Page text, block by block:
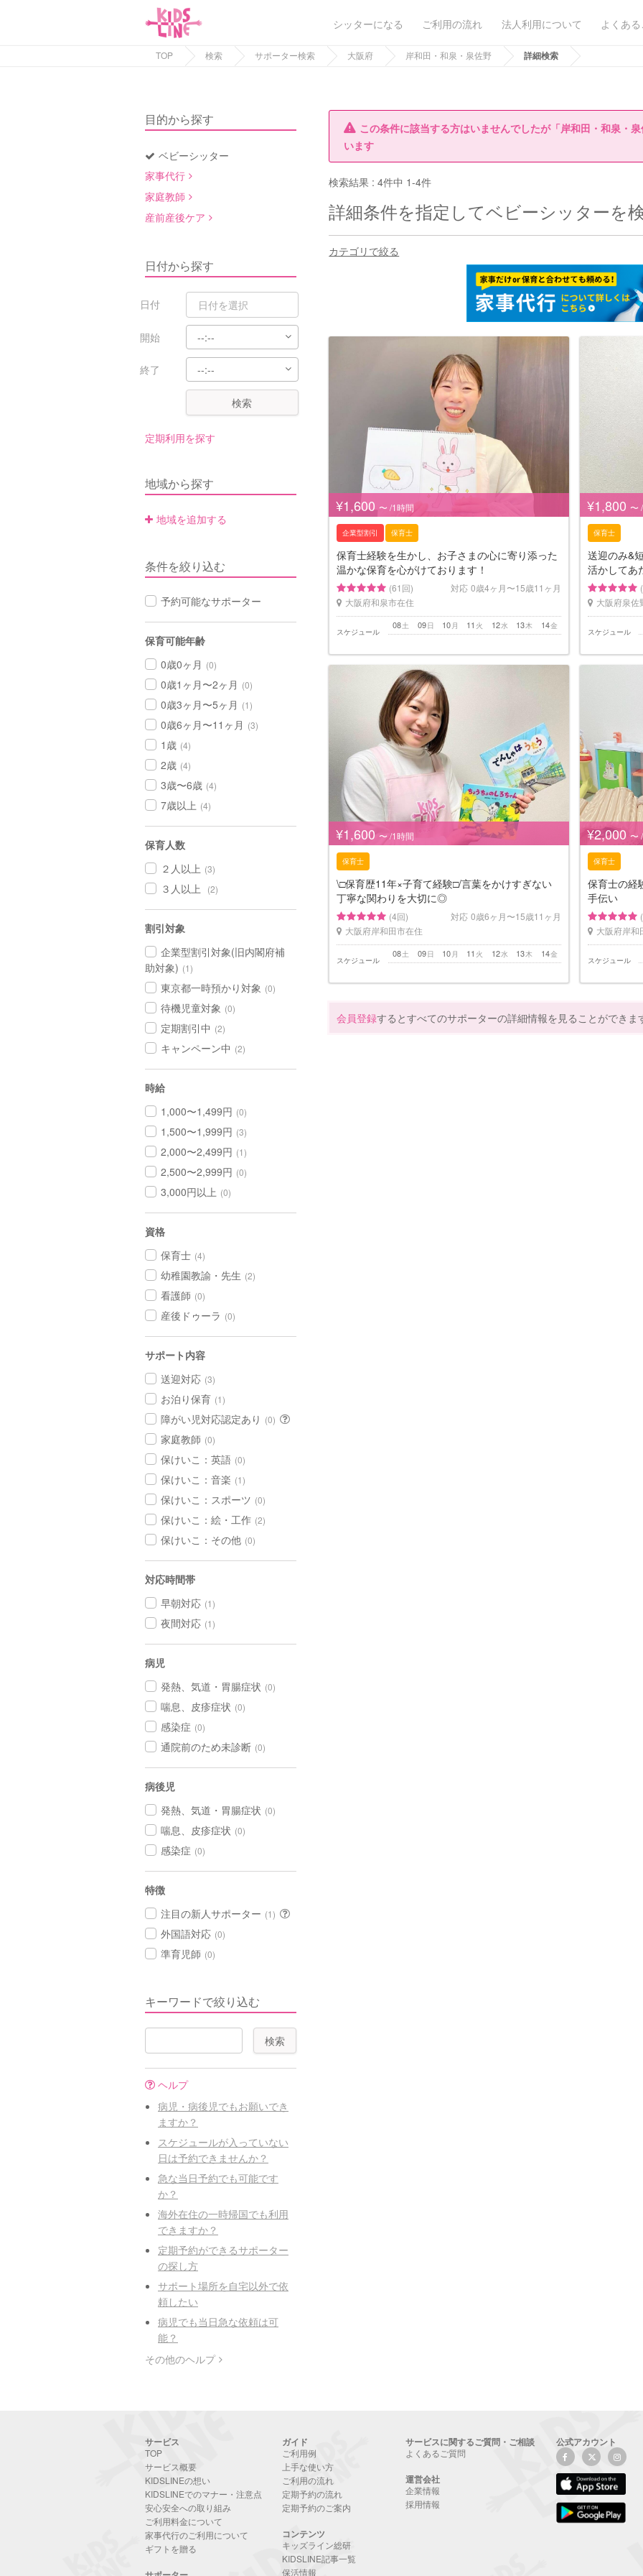
シッターになる ご利用の流れ 法人利用について よくあ
TOP 検索 サポーター検索 大阪府 岸和田・和泉・泉佐野 詳細検索
目的から探す
ベビーシッター
家事代行
家庭教師
産前産後ケア
日付から探す
日付
開始
終了
検索
定期利用を探す
地域から探す
地域を追加する
条件を絞り込む
予約可能なサポーター
保育可能年齢
0歳0ヶ月 (0)
0歳1ヶ月〜2ヶ月 (0)
0歳3ヶ月〜5ヶ月 (1)
0歳6ヶ月〜11ヶ月 (3)
1歳 (4)
2歳 (4)
3歳〜6歳 (4)
7歳以上 (4)
保育人数
２人以上 (3)
３人以上 (2)
割引対象
企業型割引対象(旧内閣府補
助対象) (1)
東京都一時預かり対象 (0)
待機児童対象 (0)
定期割引中 (2)
キャンペーン中 (2)
時給
1,000〜1,499円 (0)
1,500〜1,999円 (3)
2,000〜2,499円 (1)
2,500〜2,999円 (0)
3,000円以上 (0)
資格
保育士 (4)
幼稚園教諭・先生 (2)
看護師 (0)
産後ドゥーラ (0)
サポート内容
送迎対応 (3)
お泊り保育 (1)
障がい児対応認定あり (0)
家庭教師 (0)
保けいこ：英語 (0)
保けいこ：音楽 (1)
保けいこ：スポーツ (0)
保けいこ：絵・工作 (2)
保けいこ：その他 (0)
対応時間帯
早朝対応 (1)
夜間対応 (1)
病児
発熱、気道・胃腸症状 (0)
喘息、皮疹症状 (0)
感染症 (0)
通院前のため未診断 (0)
病後児
発熱、気道・胃腸症状 (0)
喘息、皮疹症状 (0)
感染症 (0)
特徴
注目の新人サポーター (1)
外国語対応 (0)
準育児師 (0)
キーワードで絞り込む
ヘルプ
病児・病後児でもお願いでき
ますか？
スケジュールが入っていない
日は予約できませんか？
急な当日予約でも可能です
か？
海外在住の一時帰国でも利用
できますか？
定期予約ができるサポーター
の探し方
サポート場所を自宅以外で依
頼したい
病児でも当日急な依頼は可
能？
その他のヘルプ
この条件に該当する方はいませんでしたが「岸和田・和泉・
います
検索結果 :4件中 1-4件
詳細条件を指定してベビーシッターを
カテゴリで絞る
¥1,600 〜 /1時間
企業型割引 保育士
保育士経験を生かし、お子さまの心に寄り添った
温かな保育を心がけております！
(61回) 対応 0歳4ヶ月〜15歳11ヶ月
大阪府和泉市在住
スケジュール
土
08 日
09 月
10 火
11 水
12 木
13 金
14
¥1,800 〜
保育士
送迎のみ&
活かしてあ
大阪府泉佐
スケジュール
¥1,600 〜 /1時間
保育士
\□︎保育歴11年×子育て経験□︎/言葉をかけすぎない
丁寧な関わりを大切に◎
(4回) 対応 0歳6ヶ月〜15歳11ヶ月
大阪府岸和田市在住
スケジュール
土
08 日
09 月
10 火
11 水
12 木
13 金
14
¥2,000 〜
保育士
保育士の経
手伝い
大阪府岸和
スケジュール
会員登録するとすべてのサポーターの詳細情報を見ることができま
サービス
TOP
サービス概要
KIDSLINEの想い
KIDSLINEでのマナー・注意点
安心安全への取り組み
ご利用料金について
家事代行のご利用について
ギフトを贈る
ガイド
ご利用例
上手な使い方
ご利用の流れ
定期予約の流れ
定期予約のご案内
コンテンツ
キッズライン総研
KIDSLINE記事一覧
保活情報
サービスに関するご質問・ご相談
よくあるご質問
運営会社
企業情報
採用情報
公式アカウント